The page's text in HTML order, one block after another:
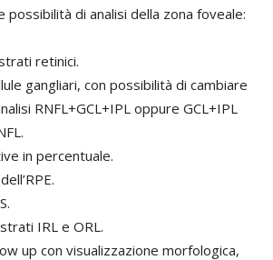
di analisi della zona foveale:
retinici.
gangliari, con possibilità di cambiare
RNFL+GCL+IPL oppure GCL+IPL
in percentuale.
IRL e ORL.
up con visualizzazione morfologica,